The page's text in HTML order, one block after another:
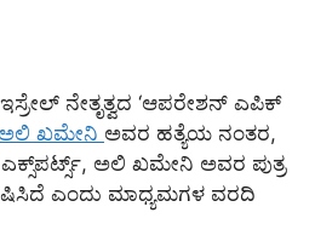
ನೇತೃತ್ವದ ‘ಆಪರೇಶನ್ ಎಪಿಕ್
ಅಲಿ ಖಮೇನಿ ಅವರ ಹತ್ಯೆಯ ನಂತರ,
ಅಲಿ ಖಮೇನಿ ಅವರ ಪುತ್ರ
ಎಂದು ಮಾಧ್ಯಮಗಳ ವರದಿ